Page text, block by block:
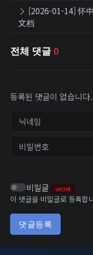
[2026-01-14] 怀
文档
전체 댓글 0
등록된 댓글이 없습니다.
닉네임
비밀번호
비밀글 secret
이 댓글을 비밀글로 등록합
댓글등록